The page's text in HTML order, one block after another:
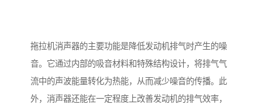
拖拉机消声器的主要功能是降低发动机排气时产生的噪
音。它通过内部的吸音材料和特殊结构设计，将排气气
流中的声波能量转化为热能，从而减少噪音的传播。此
外，消声器还能在一定程度上改善发动机的排气效率，